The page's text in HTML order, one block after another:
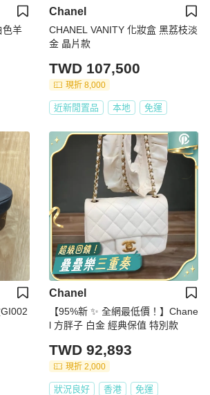
色羊
Chanel
CHANEL VANITY 化妝盒 黑荔枝淡
金 晶片款
TWD 107,500
現折 8,000
近新閒置品 本地 免運
Chanel
【95%新 ✨ 全網最低價！】Chane
l 方胖子 白金 經典保值 特別款
TWD 92,893
現折 2,000
狀況良好 香港 免運